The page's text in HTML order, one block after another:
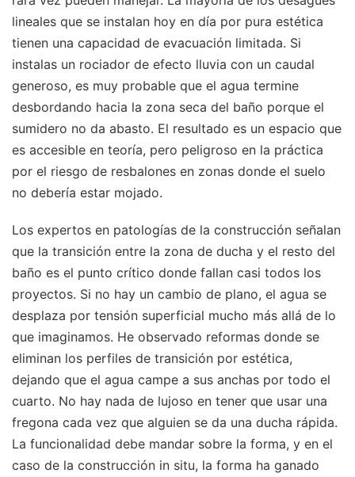
lineales que se instalan hoy en día por pura estética
tienen una capacidad de evacuación limitada. Si
instalas un rociador de efecto lluvia con un caudal
generoso, es muy probable que el agua termine
desbordando hacia la zona seca del baño porque el
sumidero no da abasto. El resultado es un espacio que
es accesible en teoría, pero peligroso en la práctica
por el riesgo de resbalones en zonas donde el suelo
no debería estar mojado.
Los expertos en patologías de la construcción señalan
que la transición entre la zona de ducha y el resto del
baño es el punto crítico donde fallan casi todos los
proyectos. Si no hay un cambio de plano, el agua se
desplaza por tensión superficial mucho más allá de lo
que imaginamos. He observado reformas donde se
eliminan los perfiles de transición por estética,
dejando que el agua campe a sus anchas por todo el
cuarto. No hay nada de lujoso en tener que usar una
fregona cada vez que alguien se da una ducha rápida.
La funcionalidad debe mandar sobre la forma, y en el
caso de la construcción in situ, la forma ha ganado